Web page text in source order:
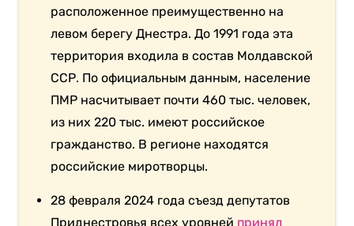
расположенное преимущественно на
левом берегу Днестра. До 1991 года эта
территория входила в состав Молдавской
ССР. По официальным данным, население
ПМР насчитывает почти 460 тыс. человек,
из них 220 тыс. имеют российское
гражданство. В регионе находятся
российские миротворцы.
28 февраля 2024 года съезд депутатов
Приднестровья всех уровней принял